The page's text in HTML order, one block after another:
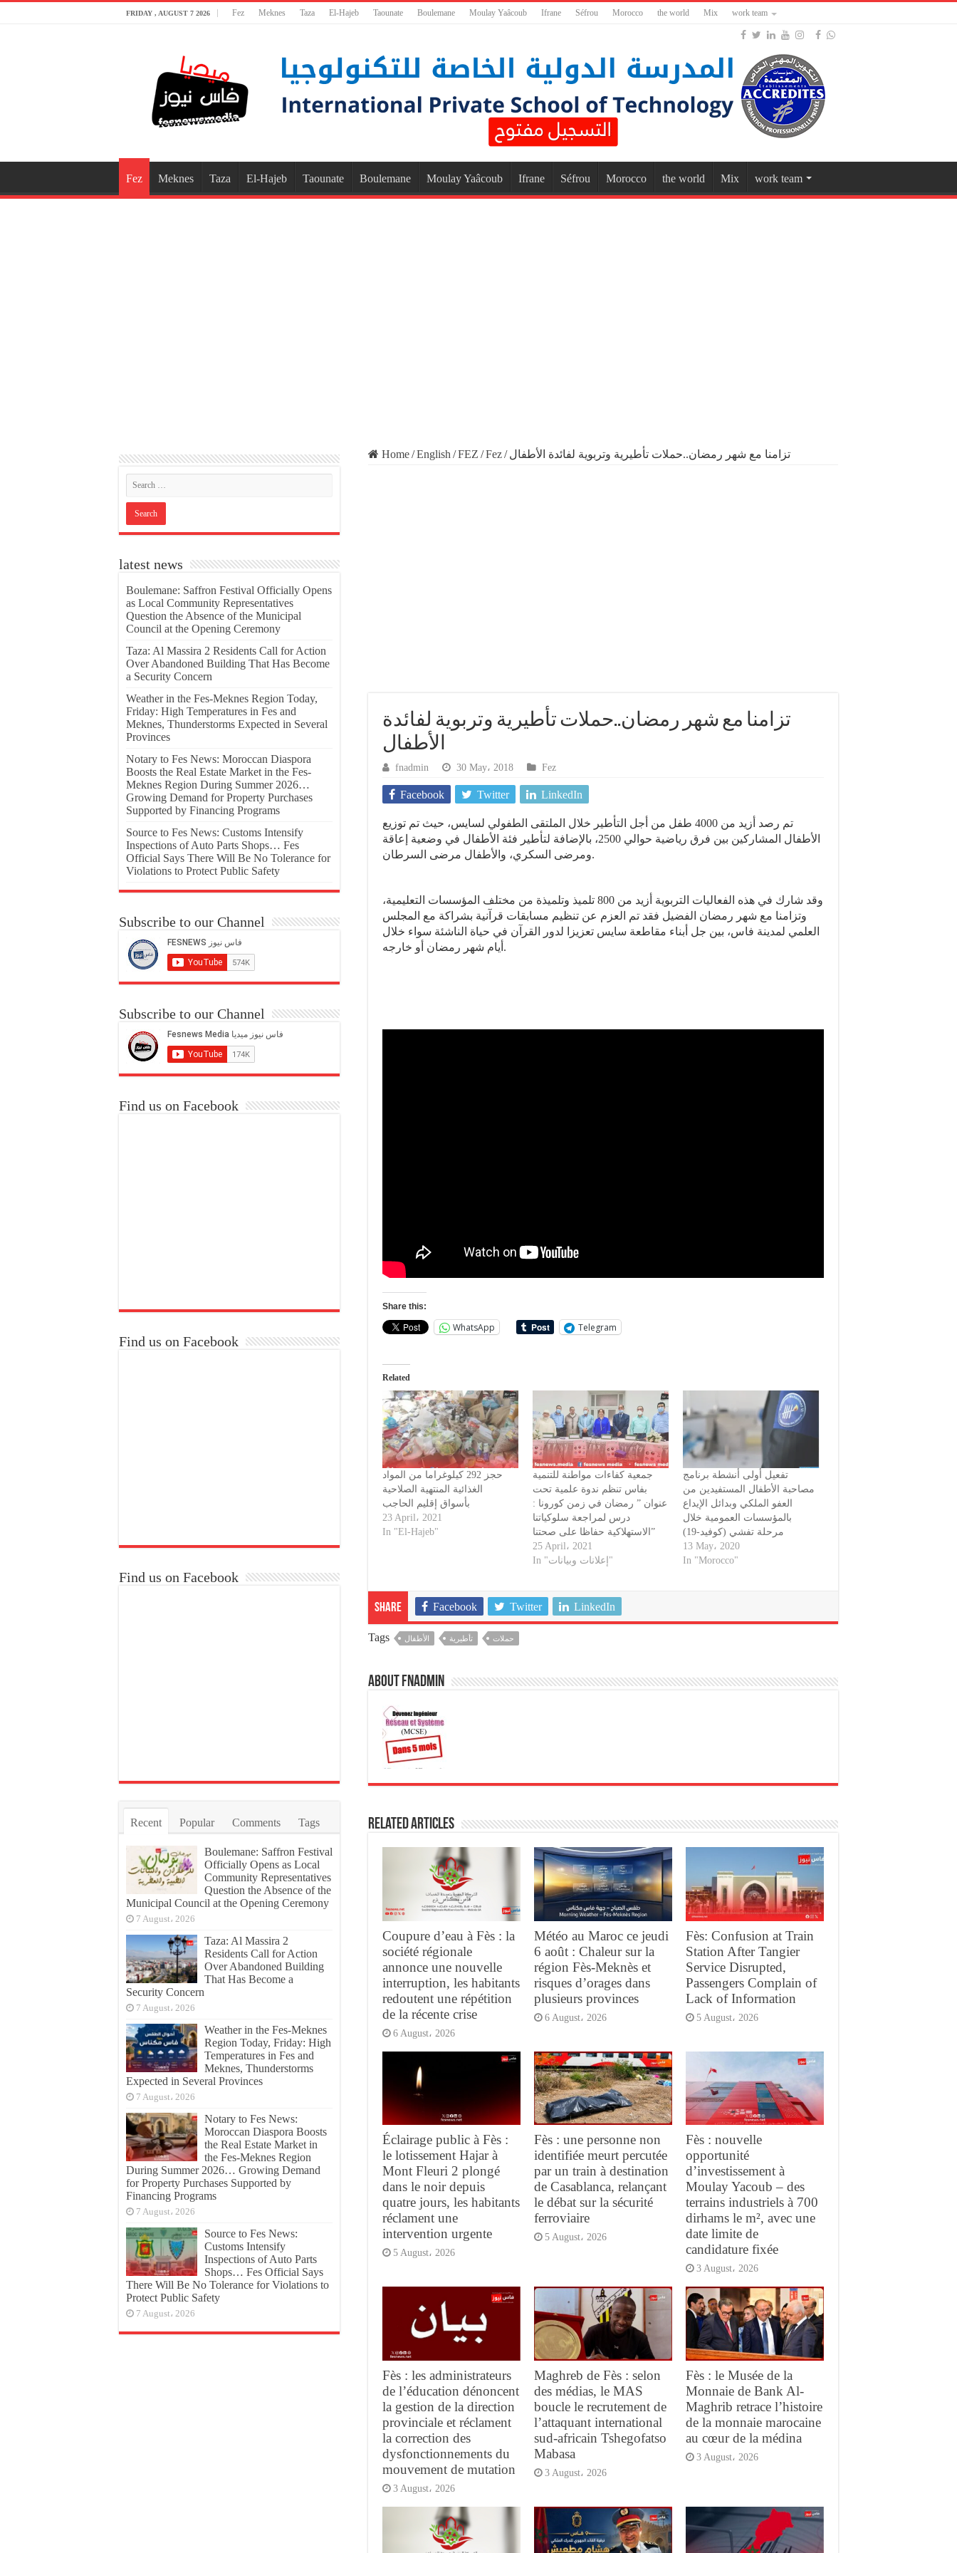
FRIDAY , AUGUST 7 2026 Fez Meknes Taza El-Hajeb Taounate Boulemane Moulay Yaâcoub Ifrane Séfrou Morocco the world Mix work team
Fez Meknes Taza El-Hajeb Taounate Boulemane Moulay Yaâcoub Ifrane Séfrou Morocco the world Mix work team
Home/English /FEZ /Fez/ تزامنا مع شهر رمضان..حملات تأطيرية وتربوية لفائدة الأطفال
تزامنا مع شهر رمضان..حملات تأطيرية وتربوية لفائدة
الأطفال
fnadmin 30 May، 2018 Fez
Facebook Twitter LinkedIn
تم رصد أزيد من 4000 طفل من أجل التأطير خلال الملتقى الطفولي لسايس، حيث تم توزيع
الأطفال المشاركين بين فرق رياضية حوالي 2500، بالإضافة لتأطير فئة الأطفال في وضعية إعاقة
ومرضى السكري، والأطفال مرضى السرطان.
وقد شارك في هذه الفعاليات التربوية أزيد من 800 تلميذ وتلميذة من مختلف المؤسسات التعليمية،
وتزامنا مع شهر رمضان الفضيل فقد تم العزم عن تنظيم مسابقات قرآنية بشراكة مع المجلس
العلمي لمدينة فاس، بين جل أبناء مقاطعة سايس تعزيزا لدور القرآن في حياة الناشئة سواء خلال
أيام شهر رمضان أو خارجه.
Share this:
WhatsApp Telegram
Related
حجز 292 كيلوغراما من المواد
الغذائية المنتهية الصلاحية
بأسواق إقليم الحاجب
23 April، 2021
In "El-Hajeb"
جمعية كفاءات مواطنة للتنمية
بفاس تنظم ندوة علمية تحت
عنوان ” رمضان في زمن كورونا :
درس لمراجعة سلوكياتنا
الاستهلاكية حفاظا على صحتنا”
25 April، 2021
In "إعلانات وبيانات"
تفعيل أولى أنشطة برنامج
مصاحبة الأطفال المستفيدين من
العفو الملكي وبدائل الإيداع
بالمؤسسات العمومية خلال
مرحلة تفشي (كوفيد-19)
13 May، 2020
In "Morocco"
Share Facebook Twitter LinkedIn
Tags الأطفال تأطيرية حملات
About fnadmin
Related Articles
Coupure d’eau à Fès : la
société régionale
annonce une nouvelle
interruption, les habitants
redoutent une répétition
de la récente crise
6 August، 2026
Météo au Maroc ce jeudi
6 août : Chaleur sur la
région Fès-Meknès et
risques d’orages dans
plusieurs provinces
6 August، 2026
Fès: Confusion at Train
Station After Tangier
Service Disrupted,
Passengers Complain of
Lack of Information
5 August، 2026
Éclairage public à Fès :
le lotissement Hajar à
Mont Fleuri 2 plongé
dans le noir depuis
quatre jours, les habitants
réclament une
intervention urgente
5 August، 2026
Fès : une personne non
identifiée meurt percutée
par un train à destination
de Casablanca, relançant
le débat sur la sécurité
ferroviaire
5 August، 2026
Fès : nouvelle
opportunité
d’investissement à
Moulay Yacoub – des
terrains industriels à 700
dirhams le m², avec une
date limite de
candidature fixée
3 August، 2026
Fès : les administrateurs
de l’éducation dénoncent
la gestion de la direction
provinciale et réclament
la correction des
dysfonctionnements du
mouvement de mutation
3 August، 2026
Maghreb de Fès : selon
des médias, le MAS
boucle le recrutement de
l’attaquant international
sud-africain Tshegofatso
Mabasa
3 August، 2026
Fès : le Musée de la
Monnaie de Bank Al-
Maghrib retrace l’histoire
de la monnaie marocaine
au cœur de la médina
3 August، 2026
latest news
Boulemane: Saffron Festival Officially Opens
as Local Community Representatives
Question the Absence of the Municipal
Council at the Opening Ceremony
Taza: Al Massira 2 Residents Call for Action
Over Abandoned Building That Has Become
a Security Concern
Weather in the Fes-Meknes Region Today,
Friday: High Temperatures in Fes and
Meknes, Thunderstorms Expected in Several
Provinces
Notary to Fes News: Moroccan Diaspora
Boosts the Real Estate Market in the Fes-
Meknes Region During Summer 2026…
Growing Demand for Property Purchases
Supported by Financing Programs
Source to Fes News: Customs Intensify
Inspections of Auto Parts Shops… Fes
Official Says There Will Be No Tolerance for
Violations to Protect Public Safety
Subscribe to our Channel
Subscribe to our Channel
Find us on Facebook
Find us on Facebook
Find us on Facebook
Recent Popular Comments Tags
Boulemane: Saffron Festival
Officially Opens as Local
Community Representatives
Question the Absence of the
Municipal Council at the Opening Ceremony
7 August، 2026
Taza: Al Massira 2
Residents Call for Action
Over Abandoned Building
That Has Become a
Security Concern
7 August، 2026
Weather in the Fes-Meknes
Region Today, Friday: High
Temperatures in Fes and
Meknes, Thunderstorms
Expected in Several Provinces
7 August، 2026
Notary to Fes News:
Moroccan Diaspora Boosts
the Real Estate Market in
the Fes-Meknes Region
During Summer 2026… Growing Demand
for Property Purchases Supported by
Financing Programs
7 August، 2026
Source to Fes News:
Customs Intensify
Inspections of Auto Parts
Shops… Fes Official Says
There Will Be No Tolerance for Violations to
Protect Public Safety
7 August، 2026